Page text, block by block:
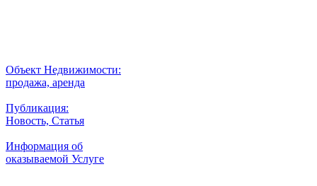
Объект Недвижимости:
продажа, аренда
Публикация:
Новость, Статья
Информация об
оказываемой Услуге